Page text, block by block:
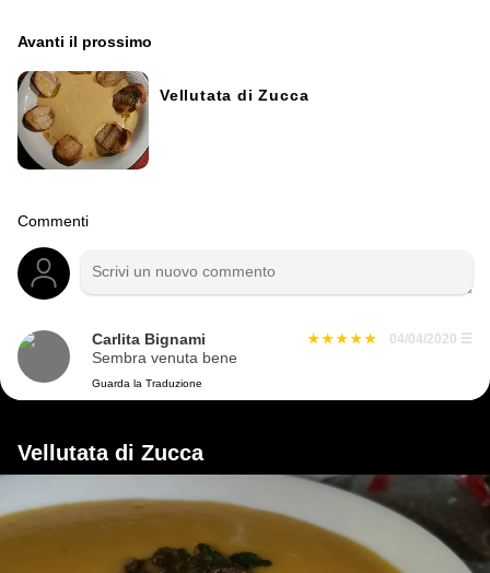
Avanti il ​​prossimo
Vellutata di Zucca
Commenti
Carlita Bignami 04/04/2020 ☰
Sembra venuta bene
Guarda la Traduzione
Vellutata di Zucca